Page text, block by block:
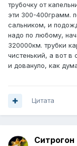
трубочку от
эти 300-400грамм.
сальником, и
надо по любому,
320000км. трубки
чистенький, а вот в
и довануло, как
Цитата
Ситрогон